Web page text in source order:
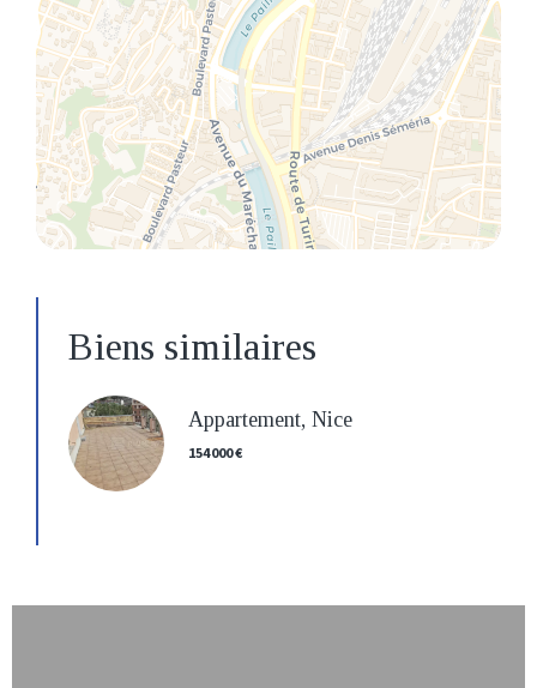
Biens similaires
Appartement, Nice
154 000 €